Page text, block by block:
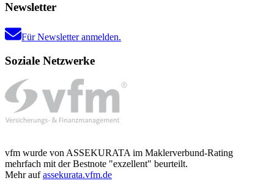
Newsletter
Für Newsletter anmelden.
Soziale Netzwerke
vfm wurde von ASSEKURATA im Maklerverbund-Rating
mehrfach mit der Bestnote "exzellent" beurteilt.
Mehr aufassekurata.vfm.de